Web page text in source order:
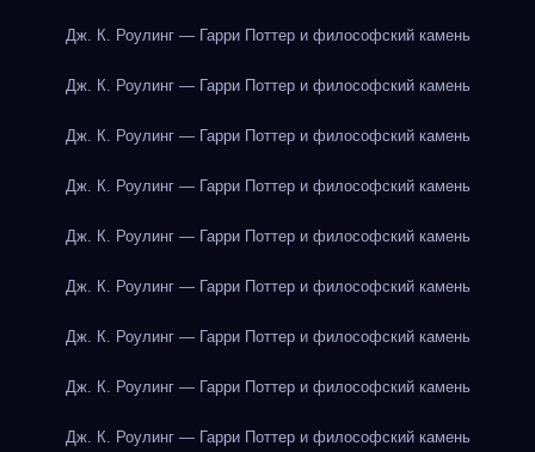
Дж. К. Роулинг — Гарри Поттер и философский камень
Дж. К. Роулинг — Гарри Поттер и философский камень
Дж. К. Роулинг — Гарри Поттер и философский камень
Дж. К. Роулинг — Гарри Поттер и философский камень
Дж. К. Роулинг — Гарри Поттер и философский камень
Дж. К. Роулинг — Гарри Поттер и философский камень
Дж. К. Роулинг — Гарри Поттер и философский камень
Дж. К. Роулинг — Гарри Поттер и философский камень
Дж. К. Роулинг — Гарри Поттер и философский камень